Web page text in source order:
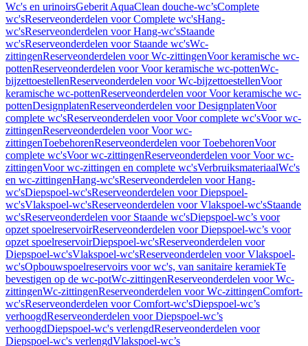
Wc's en urinoirsGeberit AquaClean douche-wc’sComplete
wc'sReserveonderdelen voor Complete wc'sHang-
wc'sReserveonderdelen voor Hang-wc'sStaande
wc'sReserveonderdelen voor Staande wc'sWc-
zittingenReserveonderdelen voor Wc-zittingenVoor keramische wc-
pottenReserveonderdelen voor Voor keramische wc-pottenWc-
bijzettoestellenReserveonderdelen voor Wc-bijzettoestellenVoor
keramische wc-pottenReserveonderdelen voor Voor keramische wc-
pottenDesignplatenReserveonderdelen voor DesignplatenVoor
complete wc'sReserveonderdelen voor Voor complete wc'sVoor wc-
zittingenReserveonderdelen voor Voor wc-
zittingenToebehorenReserveonderdelen voor ToebehorenVoor
complete wc'sVoor wc-zittingenReserveonderdelen voor Voor wc-
zittingenVoor wc-zittingen en complete wc'sVerbruiksmateriaalWc's
en wc-zittingenHang-wc'sReserveonderdelen voor Hang-
wc'sDiepspoel-wc'sReserveonderdelen voor Diepspoel-
wc'sVlakspoel-wc'sReserveonderdelen voor Vlakspoel-wc'sStaande
wc'sReserveonderdelen voor Staande wc'sDiepspoel-wc’s voor
opzet spoelreservoirReserveonderdelen voor Diepspoel-wc’s voor
opzet spoelreservoirDiepspoel-wc'sReserveonderdelen voor
Diepspoel-wc'sVlakspoel-wc'sReserveonderdelen voor Vlakspoel-
wc'sOpbouwspoelreservoirs voor wc's, van sanitaire keramiekTe
bevestigen op de wc-potWc-zittingenReserveonderdelen voor Wc-
zittingenWc-zittingenReserveonderdelen voor Wc-zittingenComfort-
wc'sReserveonderdelen voor Comfort-wc'sDiepspoel-wc’s
verhoogdReserveonderdelen voor Diepspoel-wc’s
verhoogdDiepspoel-wc's verlengdReserveonderdelen voor
Diepspoel-wc's verlengdVlakspoel-wc’s